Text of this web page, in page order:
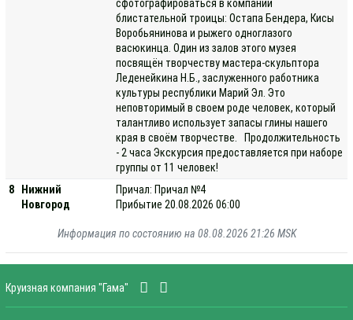
сфотографироваться в компании
блистательной троицы: Остапа Бендера, Кисы
Воробьянинова и рыжего одноглазого
васюкинца. Один из залов этого музея
посвящён творчеству мастера-скульптора
Леденейкина Н.Б., заслуженного работника
культуры республики Марий Эл. Это
неповторимый в своем роде человек, который
талантливо использует запасы глины нашего
края в своём творчестве. Продолжительность
- 2 часа Экскурсия предоставляется при наборе
группы от 11 человек!
8
Нижний
Новгород
Причал: Причал №4
Прибытие 20.08.2026 06:00
Информация по состоянию на 08.08.2026 21:26 MSK
Круизная компания "Гама"